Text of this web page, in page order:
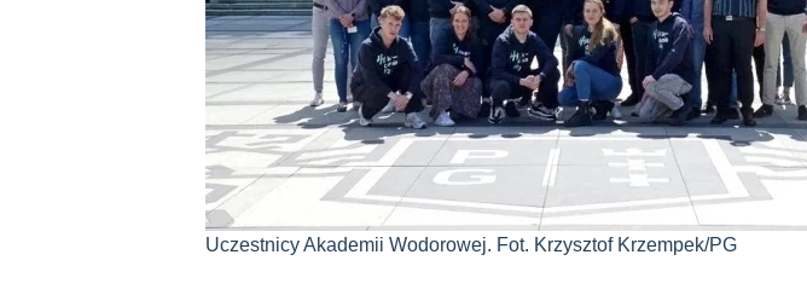
Uczestnicy Akademii Wodorowej. Fot. Krzysztof Krzempek/PG